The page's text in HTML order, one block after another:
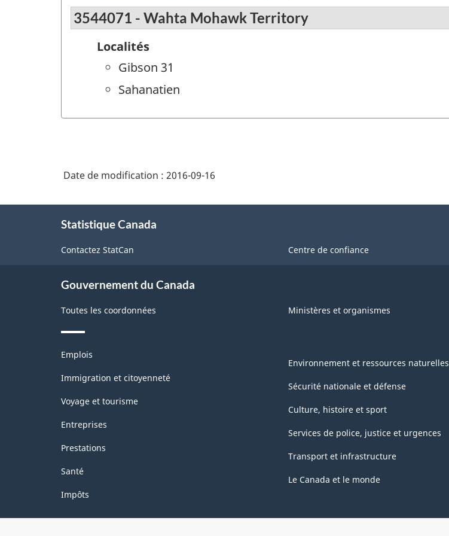
3544071 - Wahta Mohawk Territory
Localités
Gibson 31
Sahanatien
Date de modification : 2016-09-16
Statistique Canada
Contactez StatCan Centre de confiance
Gouvernement du Canada
Toutes les coordonnées Ministères et organismes
Thèmes
sujets
Emplois
Immigration et citoyenneté
Voyage et tourisme
Entreprises
Prestations
Santé
Impôts
Environnement et ressources naturelles
Sécurité nationale et défense
Culture, histoire et sport
Services de police, justice et urgences
Transport et infrastructure
Le Canada et le monde